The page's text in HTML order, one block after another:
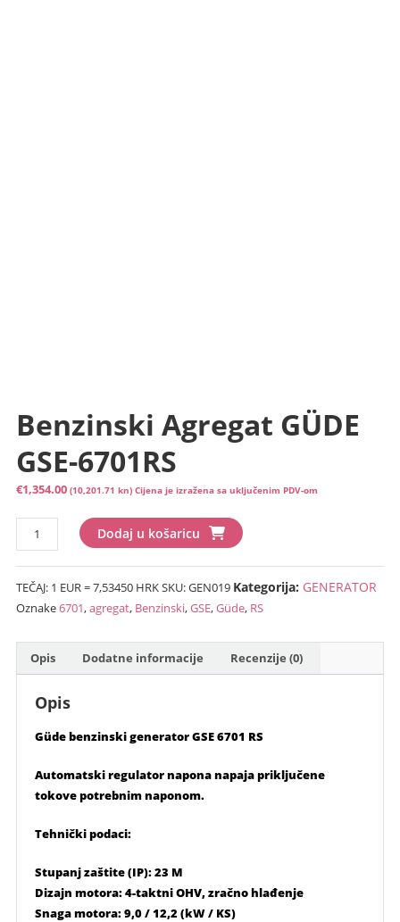
Benzinski Agregat GÜDE
GSE-6701RS
€1,354.00 (10,201.71 kn) Cijena je izražena sa uključenim PDV-om
agregat
GÜDE
GSE-
6701RS
Dodaj u košaricu
TEČAJ: 1 EUR = 7,53450 HRKSKU:GEN019 Kategorija: GENERATOR
Oznake6701,agregat, Benzinski,GSE,Güde, RS
Opis Dodatne informacije Recenzije (0)
Opis
Güde benzinski generator GSE 6701 RS
Automatski regulator napona napaja priključene
tokove potrebnim naponom.
Tehnički podaci:
Stupanj zaštite (IP): 23 M
Dizajn motora: 4-taktni OHV, zračno hlađenje
Snaga motora: 9,0 / 12,2 (kW / KS)